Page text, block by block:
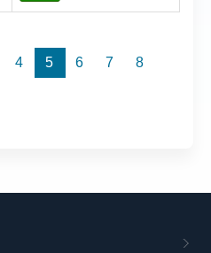
4 5 6 7
8